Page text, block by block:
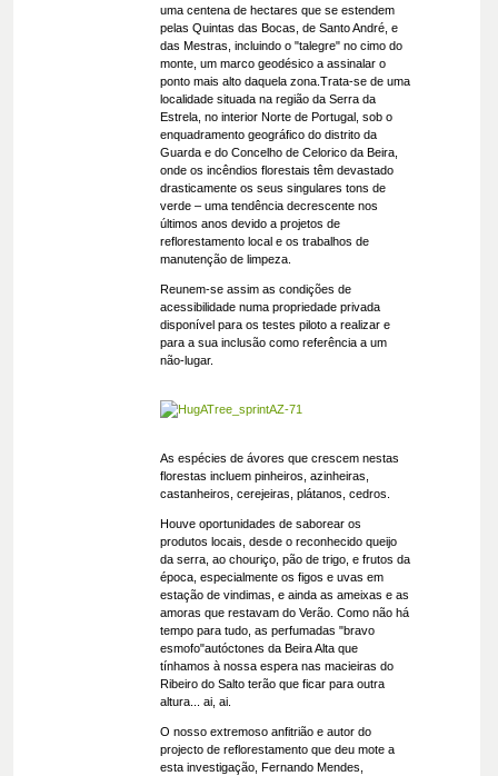
uma centena de hectares que se estendem
pelas Quintas das Bocas, de Santo André, e
das Mestras, incluindo o "talegre" no cimo do
monte, um marco geodésico a assinalar o
ponto mais alto daquela zona.Trata-se de uma
localidade situada na região da Serra da
Estrela, no interior Norte de Portugal, sob o
enquadramento geográfico do distrito da
Guarda e do Concelho de Celorico da Beira,
onde os incêndios florestais têm devastado
drasticamente os seus singulares tons de
verde – uma tendência decrescente nos
últimos anos devido a projetos de
reflorestamento local e os trabalhos de
manutenção de limpeza.
Reunem-se assim as condições de
acessibilidade numa propriedade privada
disponível para os testes piloto a realizar e
para a sua inclusão como referência a um
não-lugar.
As espécies de ávores que crescem nestas
florestas incluem pinheiros, azinheiras,
castanheiros, cerejeiras, plátanos, cedros.
Houve oportunidades de saborear os
produtos locais, desde o reconhecido queijo
da serra, ao chouriço, pão de trigo, e frutos da
época, especialmente os figos e uvas em
estação de vindimas, e ainda as ameixas e as
amoras que restavam do Verão. Como não há
tempo para tudo, as perfumadas "bravo
esmofo"autóctones da Beira Alta que
tínhamos à nossa espera nas macieiras do
Ribeiro do Salto terão que ficar para outra
altura... ai, ai.
O nosso extremoso anfitrião e autor do
projecto de reflorestamento que deu mote a
esta investigação, Fernando Mendes,